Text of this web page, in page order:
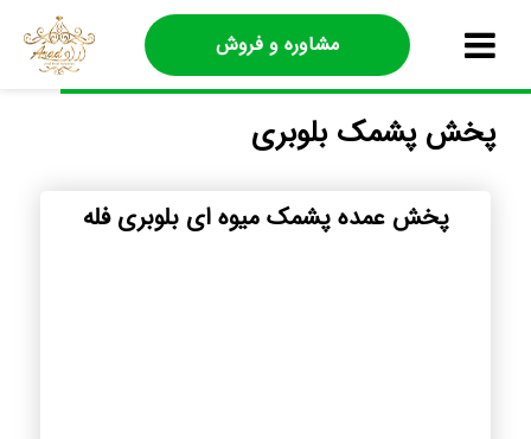
مشاوره و فروش
پخش پشمک بلوبری
پخش عمده پشمک میوه ای بلوبری فله